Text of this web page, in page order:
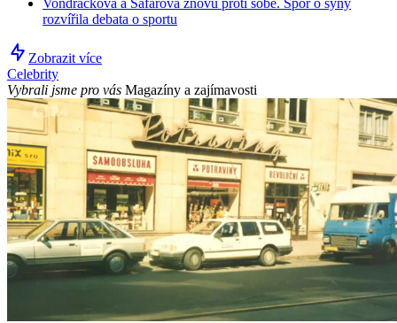
Vondráčková a Šafářová znovu proti sobě. Spor o syny
rozvířila debata o sportu
Zobrazit více
Celebrity
Vybrali jsme pro vás Magazíny a zajímavosti